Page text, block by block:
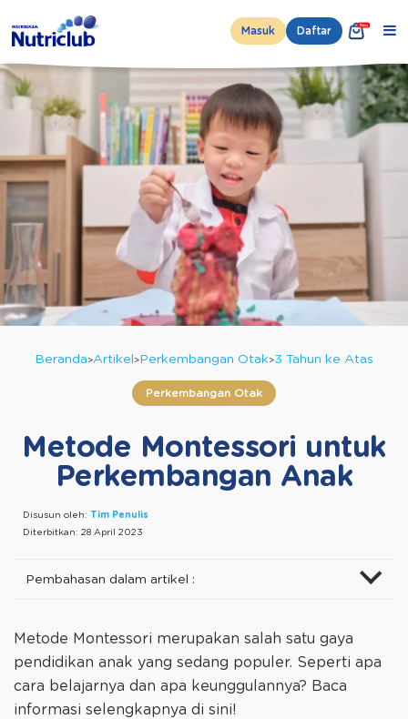
Masuk Daftar
Beranda Artikel Perkembangan Otak 3 Tahun ke Atas
Perkembangan Otak
Metode Montessori untuk
Perkembangan Anak
Disusun oleh: Tim Penulis
Diterbitkan: 28 April 2023
Pembahasan dalam artikel :
Metode Montessori merupakan salah satu gaya
pendidikan anak yang sedang populer. Seperti apa
cara belajarnya dan apa keunggulannya? Baca
informasi selengkapnya di sini!